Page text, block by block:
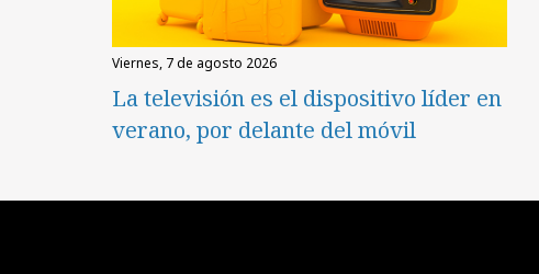
viernes, 7 de agosto 2026
La televisión es el dispositivo líder en
verano, por delante del móvil